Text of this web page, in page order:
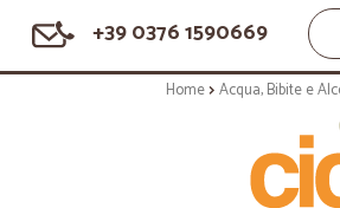
+39 0376 1590669
Home